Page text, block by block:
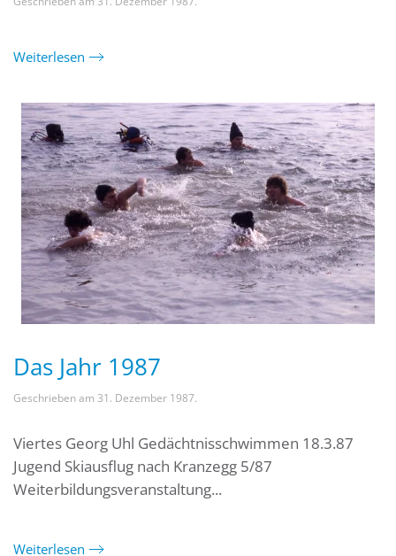
Weiterlesen
Das Jahr 1987
Geschrieben am 31. Dezember 1987.
Viertes Georg Uhl Gedächtnisschwimmen 18.3.87
Jugend Skiausflug nach Kranzegg 5/87
Weiterbildungsveranstaltung...
Weiterlesen